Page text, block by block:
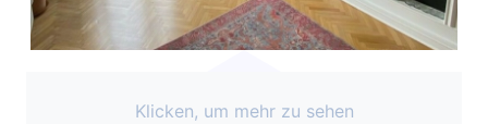
Klicken, um mehr zu sehen